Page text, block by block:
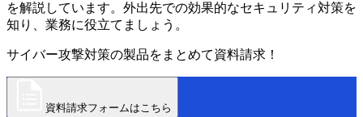
を解説しています。外出先での効果的なセキュリティ対策を
知り、業務に役立てましょう。
サイバー攻撃対策の製品をまとめて資料請求！
資料請求フォームはこちら